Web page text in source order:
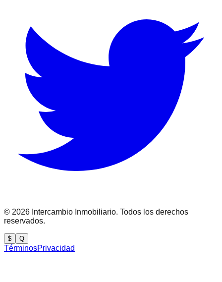
© 2026 Intercambio Inmobiliario. Todos los derechos
reservados.
$ Q
TérminosPrivacidad